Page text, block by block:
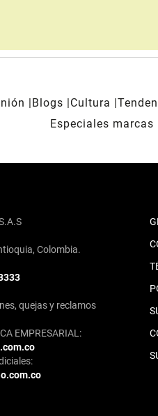
Blogs Cultura
Especiales
Colombia.
quejas y reclamos
EMPRESARIAL: